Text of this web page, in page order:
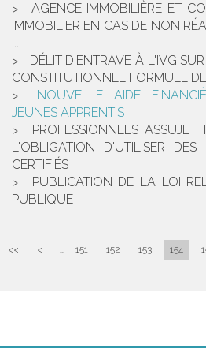
AGENCE IMMOBILIÈRE ET
IMMOBILIER EN CAS DE NON
...
DÉLIT D'ENTRAVE À L'IVG
CONSTITUTIONNEL FORMULE
NOUVELLE AIDE
JEUNES APPRENTIS
PROFESSIONNELS
L'OBLIGATION D'UTILISER DES
CERTIFIÉS
PUBLICATION DE LA LOI
PUBLIQUE
<< < ... 151 152 153 154